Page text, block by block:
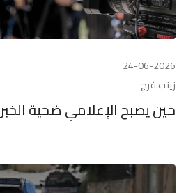
24-06-2026
زينب فرج
حين يصبح الإعلامي ضحية الخبر